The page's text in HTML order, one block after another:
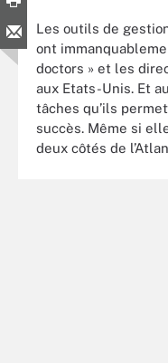
Les outils de
ont
doctors » et les
aux Etats-Unis. Et
tâches qu’ils
succès. Même si
deux côtés de